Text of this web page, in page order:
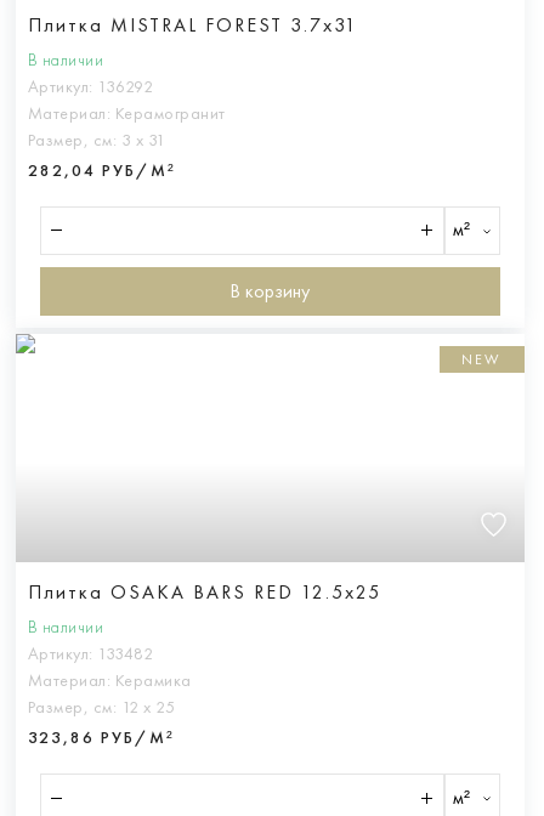
Плитка MISTRAL FOREST 3.7x31
В наличии
Артикул: 136292
Материал: Керамогранит
Размер, см: 3 х 31
282,04 РУБ/М²
м²
В корзину
NEW
Плитка OSAKA BARS RED 12.5x25
В наличии
Артикул: 133482
Материал: Керамика
Размер, см: 12 х 25
323,86 РУБ/М²
м²